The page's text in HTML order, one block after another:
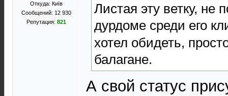
Откуда: Київ
Сообщений: 12 930
Репутация: 821
Листая эту ветку, не
дурдоме среди его
хотел обидеть,
балагане.
А свой статус